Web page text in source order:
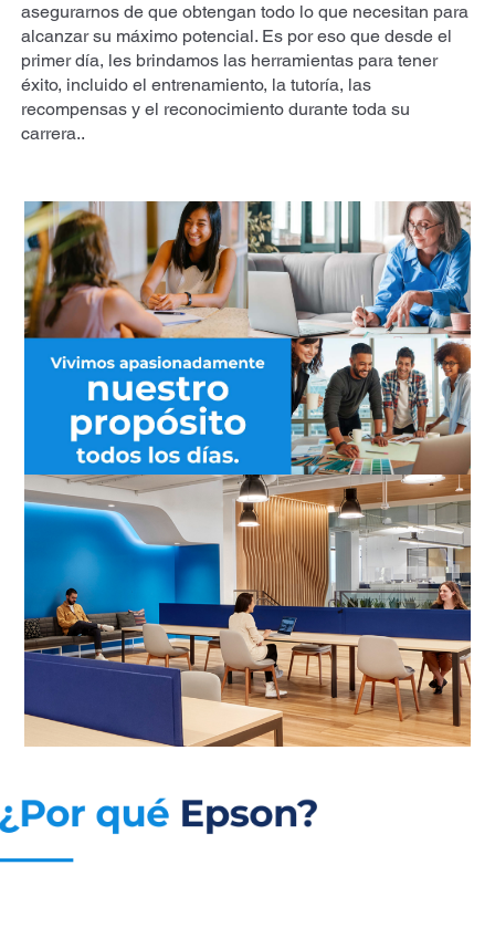
asegurarnos de que obtengan todo lo que necesitan para
alcanzar su máximo potencial. Es por eso que desde el
primer día, les brindamos las herramientas para tener
éxito, incluido el entrenamiento, la tutoría, las
recompensas y el reconocimiento durante toda su
carrera..